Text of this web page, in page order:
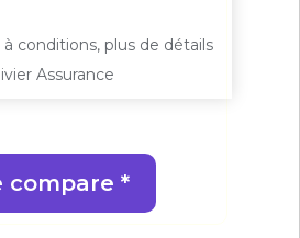
conditions, plus de détails
Assurance
compare *